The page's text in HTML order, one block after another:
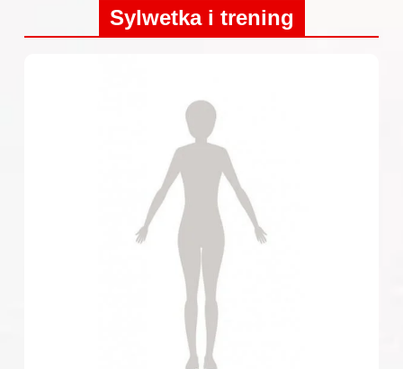
Sylwetka i trening